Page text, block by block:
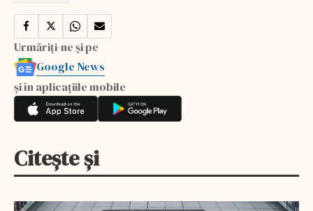
Urmăriți-ne și pe
Google News
și în aplicațiile mobile
Citește și